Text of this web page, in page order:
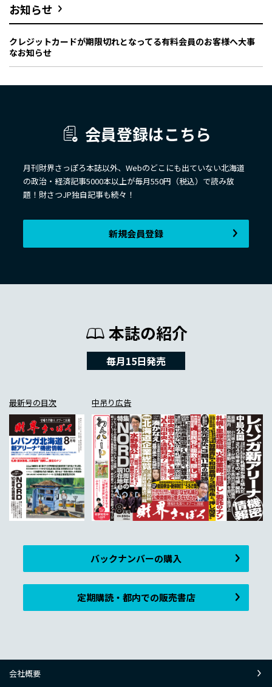
お知らせ
クレジットカードが期限切れとなってる有料会員のお客様へ大事
なお知らせ
会員登録はこちら
月刊財界さっぽろ本誌以外、Webのどこにも出ていない北海道
の政治・経済記事5000本以上が毎月550円（税込）で読み放
題！財さつJP独自記事も続々！
新規会員登録
本誌の紹介
毎月15日発売
最新号の目次 中吊り広告
バックナンバーの購入
定期購読・都内での販売書店
会社概要